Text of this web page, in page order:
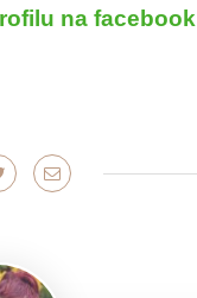
na facebook